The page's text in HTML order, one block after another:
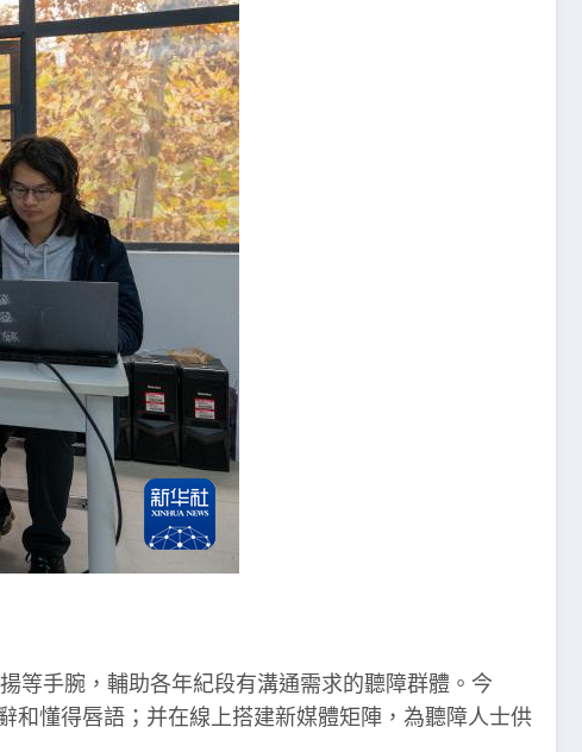
等手腕，輔助各年紀段有溝通需求的聽障群體。今
和懂得唇語；并在線上搭建新媒體矩陣，為聽障人士供